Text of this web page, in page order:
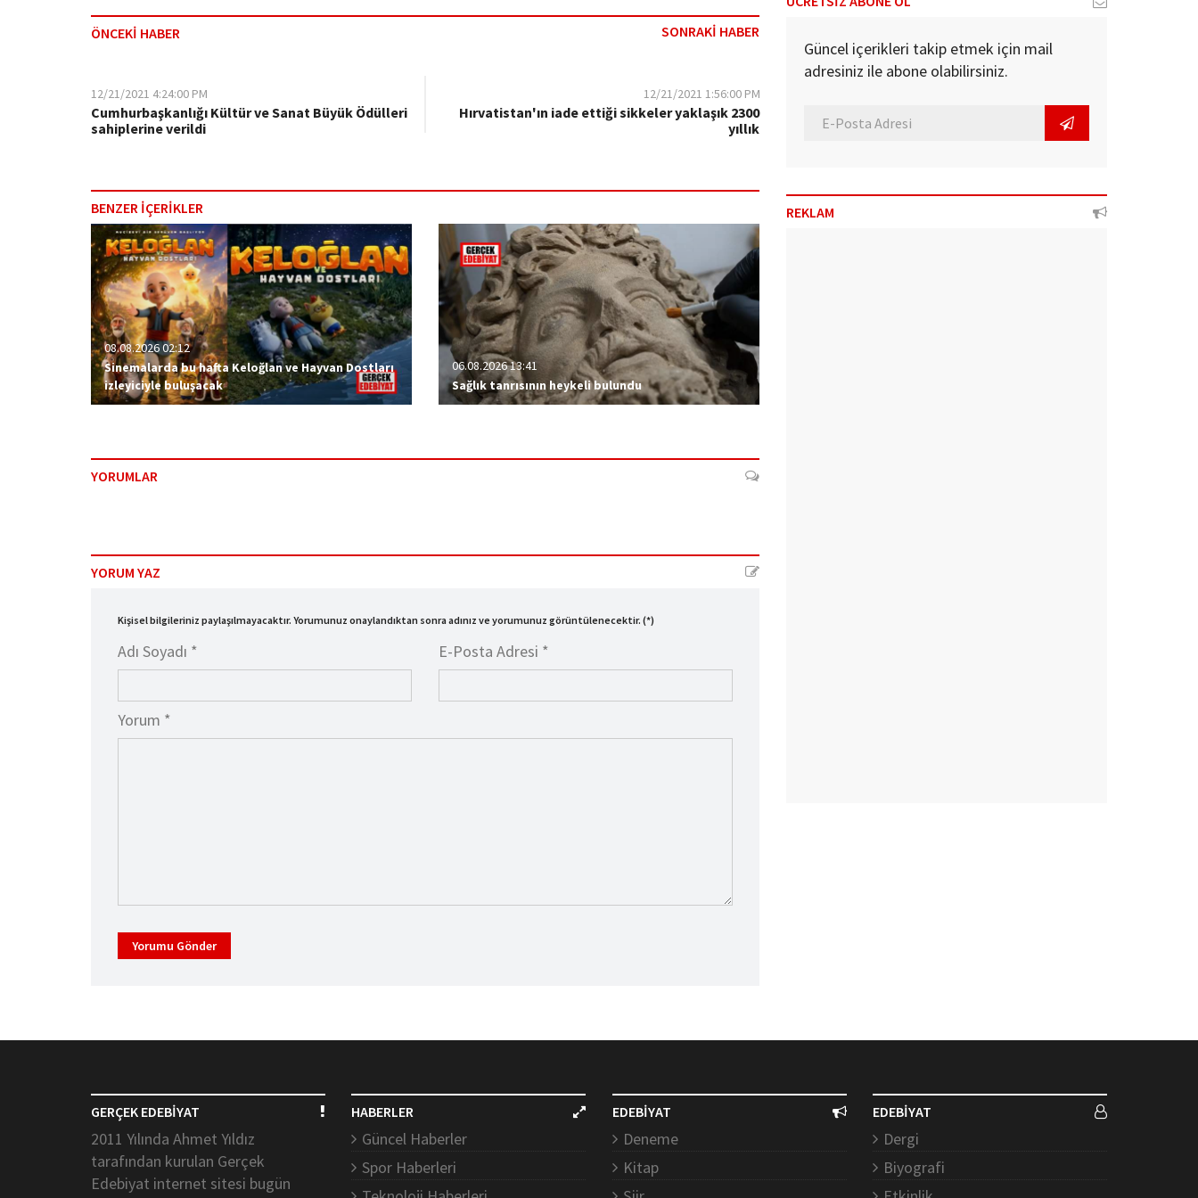
ÖNCEKİ HABER SONRAKİ HABER
12/21/2021 4:24:00 PM
Cumhurbaşkanlığı Kültür ve Sanat Büyük Ödülleri
sahiplerine verildi
12/21/2021 1:56:00 PM
Hırvatistan'ın iade ettiği sikkeler yaklaşık 2300
yıllık
BENZER İÇERİKLER
08.08.2026 02:12
Sinemalarda bu hafta Keloğlan ve Hayvan Dostları
izleyiciyle buluşacak
06.08.2026 13:41
Sağlık tanrısının heykeli bulundu
YORUMLAR
YORUM YAZ
Kişisel bilgileriniz paylaşılmayacaktır. Yorumunuz onaylandıktan sonra adınız ve yorumunuz görüntülenecektir. (*)
Adı Soyadı * E-Posta Adresi *
Yorum *
Yorumu Gönder
Güncel içerikleri takip etmek için mail
adresiniz ile abone olabilirsiniz.
REKLAM
GERÇEK EDEBİYAT
2011 Yılında Ahmet Yıldız
tarafından kurulan Gerçek
Edebiyat internet sitesi bugün
HABERLER
Güncel Haberler
Spor Haberleri
EDEBİYAT
Deneme
Kitap
EDEBİYAT
Dergi
Biyografi